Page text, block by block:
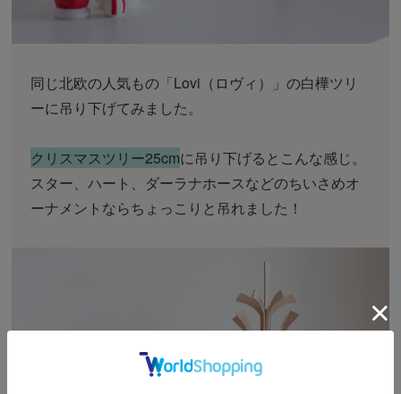
同じ北欧の人気もの「Lovi（ロヴィ）」の白樺ツリ
ーに吊り下げてみました。
クリスマスツリー25cmに吊り下げるとこんな感じ。
スター、ハート、ダーラナホースなどのちいさめオ
ーナメントならちょっこりと吊れました！